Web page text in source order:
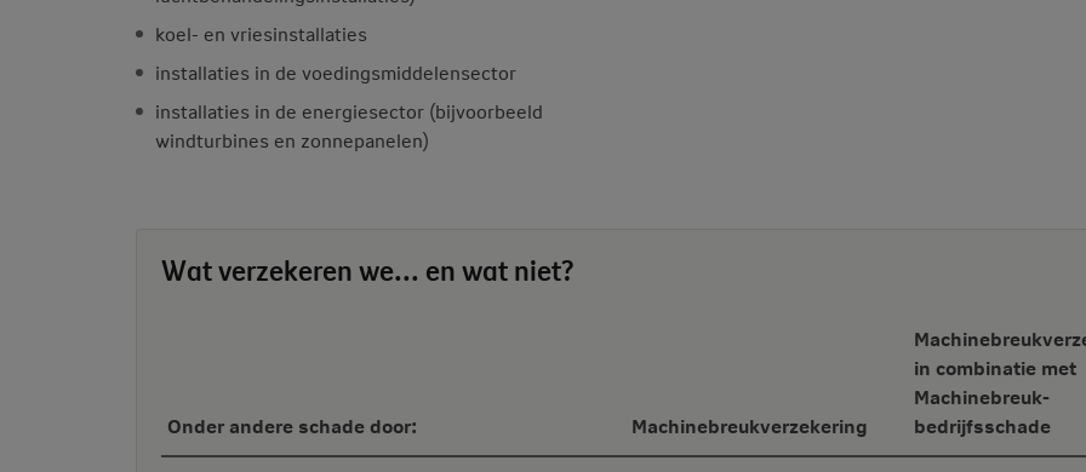
koel- en vriesinstallaties
installaties in de voedingsmiddelensector
installaties in de energiesector (bijvoorbeeld
windturbines en zonnepanelen)
Wat verzekeren we... en wat niet?
Onder andere schade door: Machinebreuk­verzekering
in combinatie met
Machinebreuk-
­bedrijfsschade